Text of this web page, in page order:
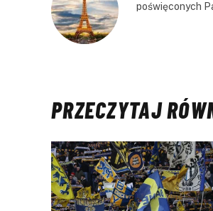
poświęconych
PRZECZYTAJ